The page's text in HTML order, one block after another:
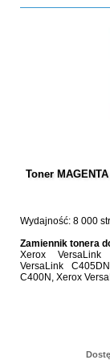
Toner
Wydajność: 8 000
Zamiennik tonera
Xerox
VersaLink
C400N, Xerox